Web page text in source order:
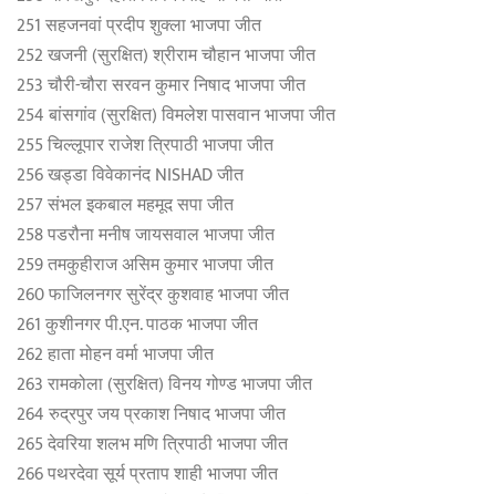
251 सहजनवां प्रदीप शुक्ला भाजपा जीत
252 खजनी (सुरक्षित) श्रीराम चौहान भाजपा जीत
253 चौरी-चौरा सरवन कुमार न‍िषाद भाजपा जीत
254 बांसगांव (सुरक्षित) विमलेश पासवान भाजपा जीत
255 चिल्लूपार राजेश त्रिपाठी भाजपा जीत
256 खड्डा विवेकानंद NISHAD जीत
257 संभल इकबाल महमूद सपा जीत
258 पडरौना मनीष जायसवाल भाजपा जीत
259 तमकुहीराज असिम कुमार भाजपा जीत
260 फाजिलनगर सुरेंद्र कुशवाह भाजपा जीत
261 कुशीनगर पी.एन. पाठक भाजपा जीत
262 हाता मोहन वर्मा भाजपा जीत
263 रामकोला (सुरक्षित) विनय गोण्ड भाजपा जीत
264 रुद्रपुर जय प्रकाश निषाद भाजपा जीत
265 देवरिया शलभ मणि त्रिपाठी भाजपा जीत
266 पथरदेवा सूर्य प्रताप शाही भाजपा जीत